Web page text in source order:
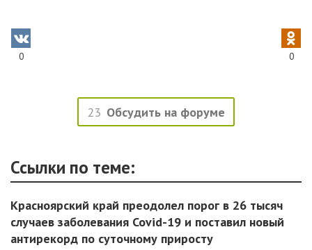
0 0
23 Обсудить на форуме
Ссылки по теме:
Красноярский край преодолел порог в 26 тысяч
случаев заболевания Covid-19 и поставил новый
антирекорд по суточному приросту